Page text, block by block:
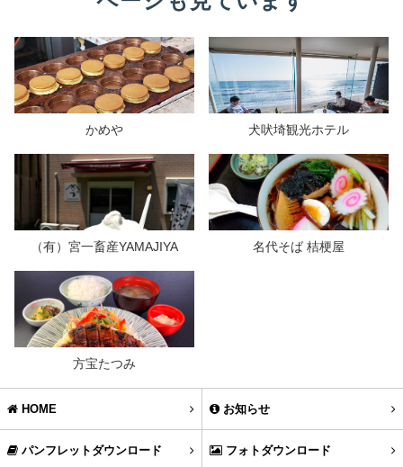
かめや 犬吠埼観光ホテル
（有）宮一畜産YAMAJIYA 名代そば 桔梗屋
方宝たつみ
HOME お知らせ
パンフレットダウンロード フォトダウンロード